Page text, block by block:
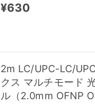
¥630
2m LC/UPC-LC/
クス マルチモード
ル（2.0mm OFNP